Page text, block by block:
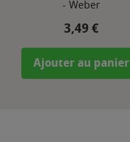
- Weber
Prix
3,49 €
Ajouter au panier